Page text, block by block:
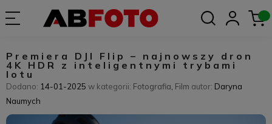
Premiera DJI Flip – najnowszy dron
4K HDR z inteligentnymi trybami
lotu
Dodano: 14-01-2025 w kategorii: Fotografia Film autor: Daryna
Naumych